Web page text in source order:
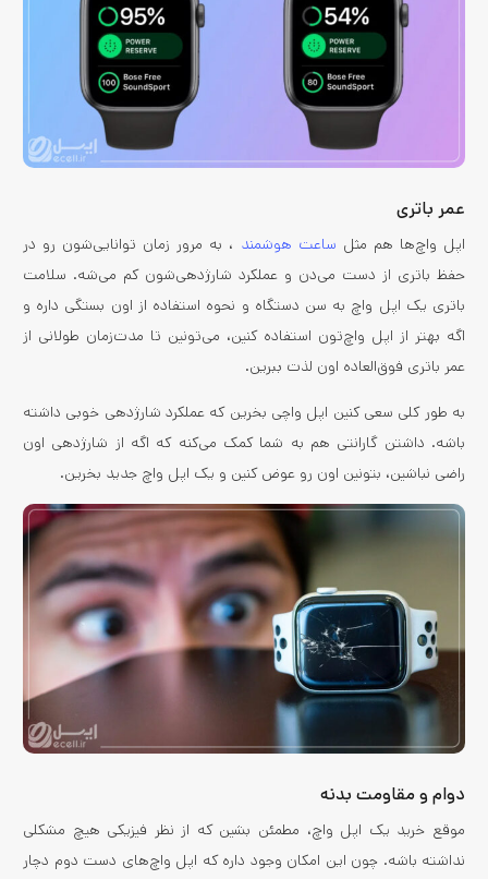
عمر باتری
اپل واچ‌ها هم مثل ساعت‌ هوشمند ، به مرور زمان توانایی‌شون رو در
حفظ باتری از دست می‌دن و عملکرد شارژدهی‌شون کم می‌شه. سلامت
باتری یک اپل واچ به سن دستگاه و نحوه استفاده از اون بستگی داره و
اگه بهتر از اپل واچ‌تون استفاده کنین، می‌تونین تا مدت‌زمان طولانی از
عمر باتری فوق‌العاده اون لذت ببرین.
به طور کلی سعی کنین اپل واچی بخرین که عملکرد شارژدهی خوبی داشته
باشه. داشتن گارانتی هم به شما کمک می‌کنه که اگه از شارژدهی اون
راضی نباشین، بتونین اون رو عوض کنین و یک اپل واچ جدید بخرین.
دوام و مقاومت بدنه
موقع خرید یک اپل واچ، مطمئن بشین که از نظر فیزیکی هیچ مشکلی
نداشته باشه. چون این امکان وجود داره که اپل واچ‌های دست دوم دچار